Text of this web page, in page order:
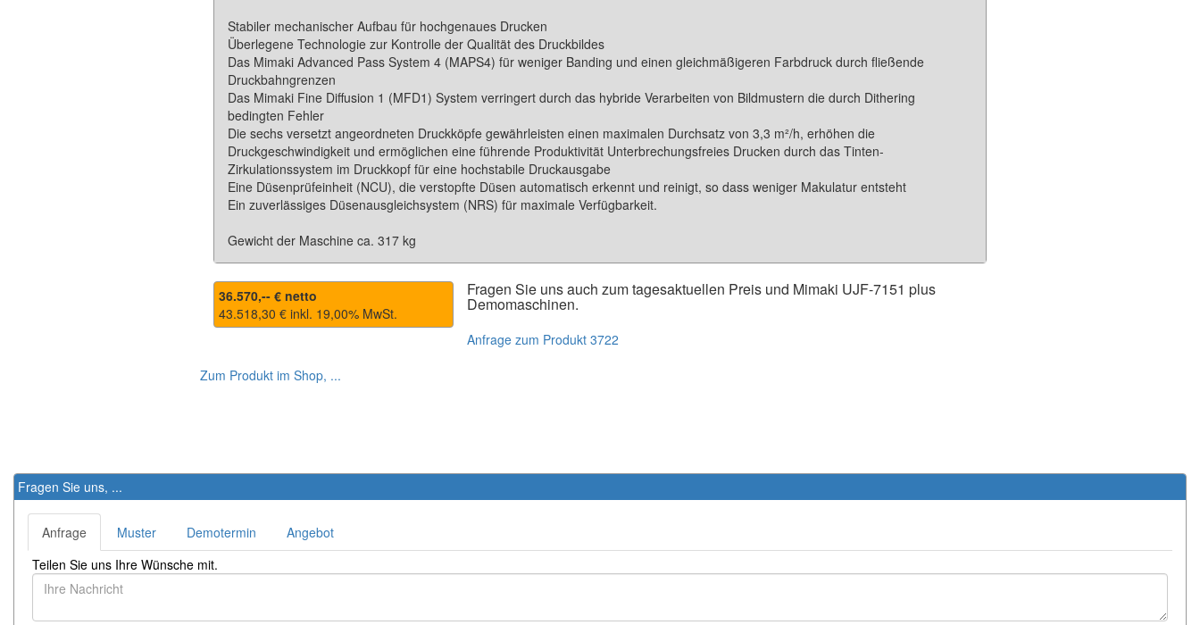
Stabiler mechanischer Aufbau für hochgenaues Drucken
Überlegene Technologie zur Kontrolle der Qualität des Druckbildes
Das Mimaki Advanced Pass System 4 (MAPS4) für weniger Banding und einen gleichmäßigeren Farbdruck durch fließende
Druckbahngrenzen
Das Mimaki Fine Diffusion 1 (MFD1) System verringert durch das hybride Verarbeiten von Bildmustern die durch Dithering
bedingten Fehler
Die sechs versetzt angeordneten Druckköpfe gewährleisten einen maximalen Durchsatz von 3,3 m²/h, erhöhen die
Druckgeschwindigkeit und ermöglichen eine führende Produktivität Unterbrechungsfreies Drucken durch das Tinten-
Zirkulationssystem im Druckkopf für eine hochstabile Druckausgabe
Eine Düsenprüfeinheit (NCU), die verstopfte Düsen automatisch erkennt und reinigt, so dass weniger Makulatur entsteht
Ein zuverlässiges Düsenausgleichsystem (NRS) für maximale Verfügbarkeit.
Gewicht der Maschine ca. 317 kg
36.570,-- € netto
43.518,30 € inkl. 19,00% MwSt.
Fragen Sie uns auch zum tagesaktuellen Preis und Mimaki UJF-7151 plus
Demomaschinen.
Anfrage zum Produkt 3722
Zum Produkt im Shop, ...
Fragen Sie uns, ...
Anfrage Muster Demotermin
Angebot
Teilen Sie uns Ihre Wünsche mit.